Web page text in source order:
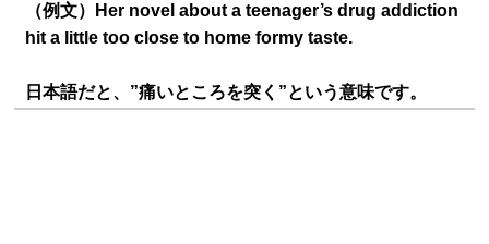
（例文）Her novel aboutateenager’s drug addiction
hita little too close to home formytaste.
日本語だと、”痛いところを突く”という意味です。